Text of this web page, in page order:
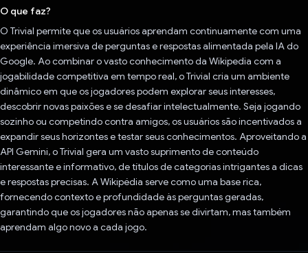
O que faz?
O Trivial permite que os usuários aprendam continuamente com uma
experiência imersiva de perguntas e respostas alimentada pela IA do
Google. Ao combinar o vasto conhecimento da Wikipedia com a
jogabilidade competitiva em tempo real, o Trivial cria um ambiente
dinâmico em que os jogadores podem explorar seus interesses,
descobrir novas paixões e se desafiar intelectualmente. Seja jogando
sozinho ou competindo contra amigos, os usuários são incentivados a
expandir seus horizontes e testar seus conhecimentos. Aproveitando a
API Gemini, o Trivial gera um vasto suprimento de conteúdo
interessante e informativo, de títulos de categorias intrigantes a dicas
e respostas precisas. A Wikipédia serve como uma base rica,
fornecendo contexto e profundidade às perguntas geradas,
garantindo que os jogadores não apenas se divirtam, mas também
aprendam algo novo a cada jogo.